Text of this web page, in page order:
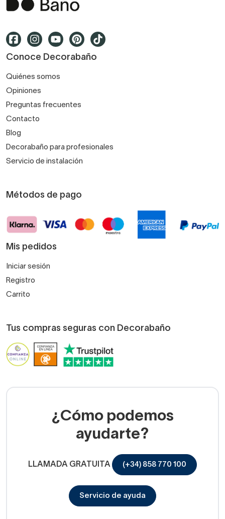
Conoce Decorabaño
Quiénes somos
Opiniones
Preguntas frecuentes
Contacto
Blog
Decorabaño para profesionales
Servicio de instalación
Métodos de pago
Mis pedidos
Iniciar sesión
Registro
Carrito
Tus compras seguras con Decorabaño
¿Cómo podemos
ayudarte?
LLAMADA GRATUITA (+34) 858 770 100
Servicio de ayuda